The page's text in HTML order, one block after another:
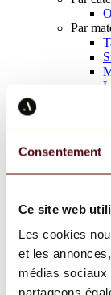
Consentement
Ce site web
Les cookies
et les
médias sociaux
partageons
Par
Œuvre de la